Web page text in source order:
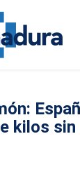
kilos